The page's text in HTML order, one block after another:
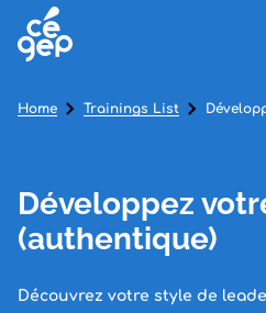
Développez
(authentique)
Découvrez votre style de
Home Trainings List